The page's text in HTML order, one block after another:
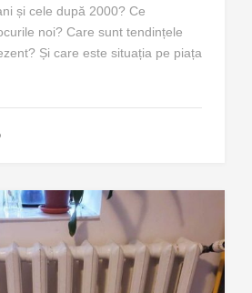
și cele după 2000? Ce
noi? Care sunt tendințele
Și care este situația pe piața